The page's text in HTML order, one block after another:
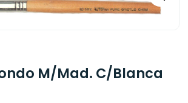
M/Mad. C/Blanca